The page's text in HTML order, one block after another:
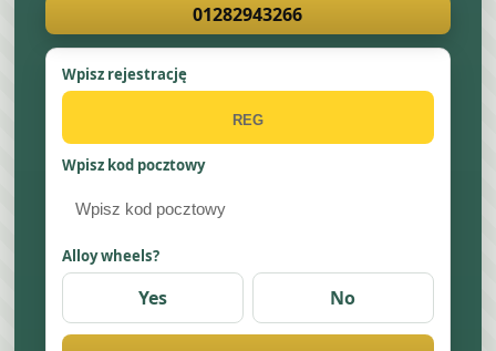
01282943266
Wpisz rejestrację
Wpisz kod pocztowy
Alloy wheels?
Yes No